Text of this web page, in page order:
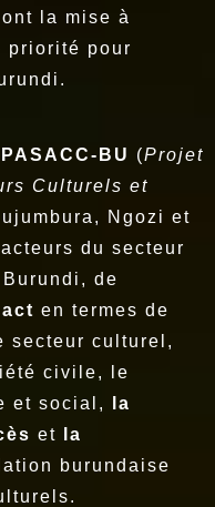
la mise à
priorité pour
BU (Projet
Culturels et
Ngozi et
du secteur
de
en termes de
secteur culturel,
civile, le
et social,
la
et
la
burundaise